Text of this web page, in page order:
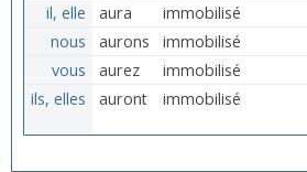
il, elle
aura
immobilisé
nous
aurons
immobilisé
vous
aurez
immobilisé
ils, elles
auront immobilisé